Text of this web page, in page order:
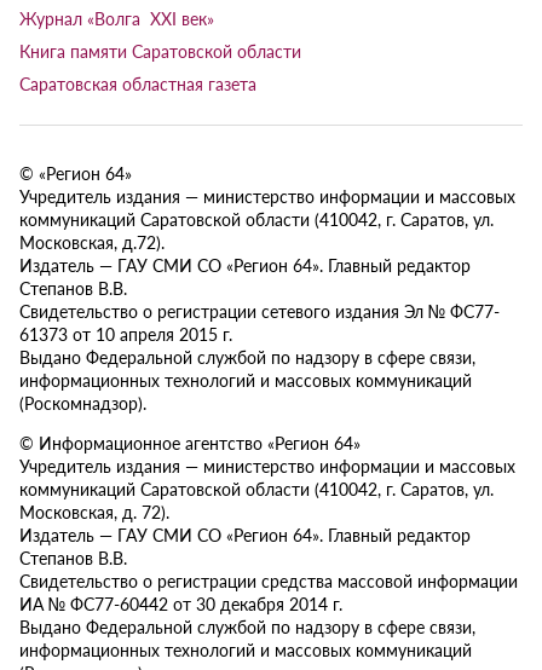
Журнал «Волга XXI век»
Книга памяти Саратовской области
Саратовская областная газета
© «Регион 64»
Учредитель издания — министерство информации и массовых
коммуникаций Саратовской области (410042, г. Саратов, ул.
Московская, д.72).
Издатель — ГАУ СМИ СО «Регион 64». Главный редактор
Степанов В.В.
Свидетельство о регистрации сетевого издания Эл № ФС77-
61373 от 10 апреля 2015 г.
Выдано Федеральной службой по надзору в сфере связи,
информационных технологий и массовых коммуникаций
(Роскомнадзор).
© Информационное агентство «Регион 64»
Учредитель издания — министерство информации и массовых
коммуникаций Саратовской области (410042, г. Саратов, ул.
Московская, д. 72).
Издатель — ГАУ СМИ СО «Регион 64». Главный редактор
Степанов В.В.
Свидетельство о регистрации средства массовой информации
ИА № ФС77-60442 от 30 декабря 2014 г.
Выдано Федеральной службой по надзору в сфере связи,
информационных технологий и массовых коммуникаций